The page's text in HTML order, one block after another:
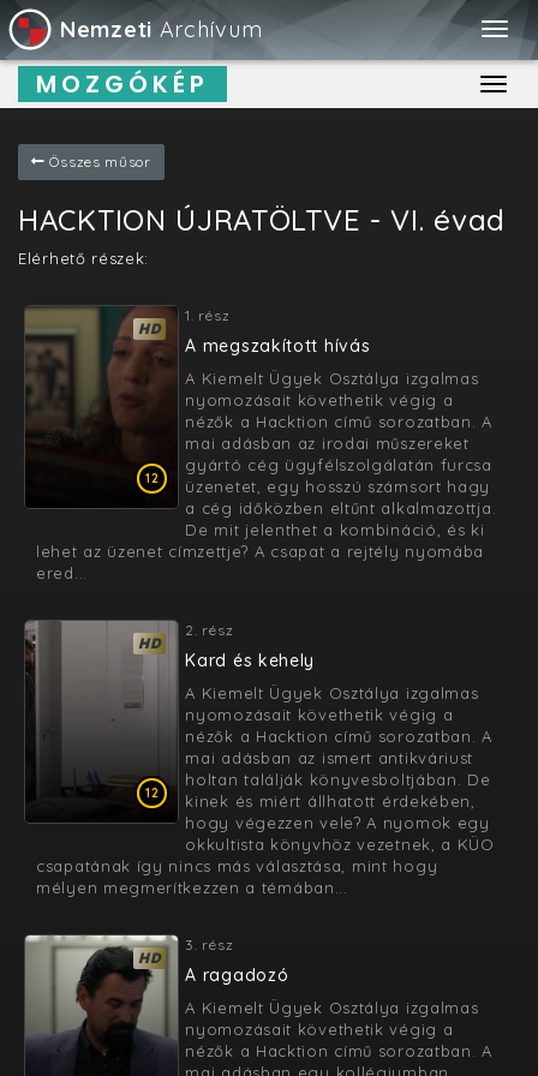
Nemzeti Archívum
MOZGÓKÉP
Összes műsor
HACKTION ÚJRATÖLTVE - VI. évad
Elérhető részek:
12
HD
1. rész
A megszakított hívás
A Kiemelt Ügyek Osztálya izgalmas
nyomozásait követhetik végig a
nézők a Hacktion című sorozatban. A
mai adásban az irodai műszereket
gyártó cég ügyfélszolgálatán furcsa
üzenetet, egy hosszú számsort hagy
a cég időközben eltűnt alkalmazottja.
De mit jelenthet a kombináció, és ki
lehet az üzenet címzettje? A csapat a rejtély nyomába
ered...
12
HD
2. rész
Kard és kehely
A Kiemelt Ügyek Osztálya izgalmas
nyomozásait követhetik végig a
nézők a Hacktion című sorozatban. A
mai adásban az ismert antikváriust
holtan találják könyvesboltjában. De
kinek és miért állhatott érdekében,
hogy végezzen vele? A nyomok egy
okkultista könyvhöz vezetnek, a KÜO
csapatának így nincs más választása, mint hogy
mélyen megmerítkezzen a témában...
HD
3. rész
A ragadozó
A Kiemelt Ügyek Osztálya izgalmas
nyomozásait követhetik végig a
nézők a Hacktion című sorozatban. A